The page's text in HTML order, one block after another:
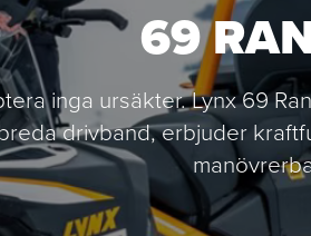
69
inga ursäkter. Lynx 69
drivband, erbjuder